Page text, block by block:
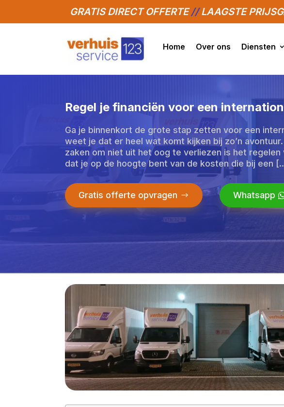
GRATIS DIRECT OFFERTE//LAAGSTE
Home Over ons Diensten
Regel je financiën voor een
Ga je binnenkort de grote stap zetten voor een
weet je dat er heel wat komt kijken bij zo’n
zaken om niet uit het oog te verliezen is het
dat je op de hoogte bent van de kosten die bij een
Gratis offerte opvragen Whatsapp